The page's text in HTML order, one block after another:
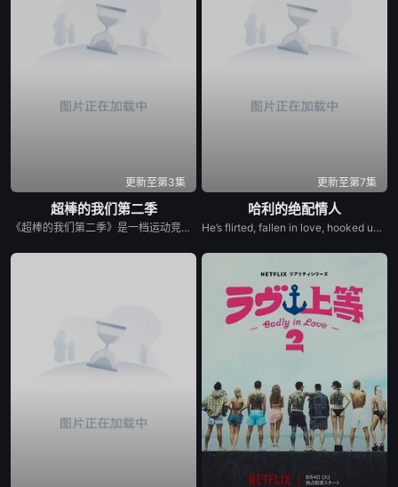
20250216 20250302
20250309 20250323
20250420 20250504
20250518 20250525 20250601
20250615 20250622
20250706
20250831 20250907
20250921 20250928
更新至第3集
超棒的我们第二季
《超棒的我们第二季》是一档运动竞技成长类真人秀，集结多位棒球少年，以多维度考核争夺席位，层层比拼后选拔9位少年锁定首发，与强队对决。全程记录少年们从独自拼搏到凝聚团魂的成长，打造兼具竞技性与观赏性的青春成长纪实。
更新至第7集
哈利的绝配情人
He’s flirted, fallen in love, hooked up, and broken up. He’s even proposed with a candy ring. But now, in the new series Let’s Marry Harry, Harry Jowsey’s ready for the real thing. After traveling all across the Netflix Reality Universe in search of his soulmate (see: Too Hot to Handle and Perfect Match as evidence), Jowsey will date a new pool of potential matches in hopes of ...